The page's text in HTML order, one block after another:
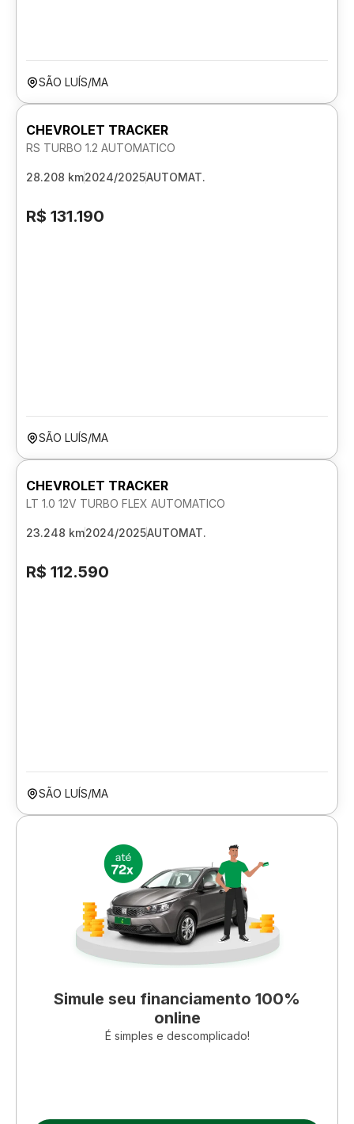
SÃO LUÍS/MA
CHEVROLET TRACKER
RS TURBO 1.2 AUTOMATICO
28.208 km2024/2025AUTOMAT.
R$ 131.190
SÃO LUÍS/MA
CHEVROLET TRACKER
LT 1.0 12V TURBO FLEX AUTOMATICO
23.248 km2024/2025AUTOMAT.
R$ 112.590
SÃO LUÍS/MA
Simule seu financiamento 100%
online
É simples e descomplicado!